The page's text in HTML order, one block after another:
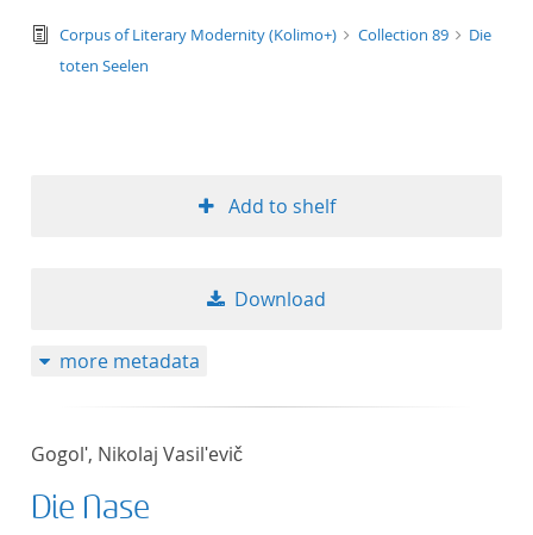
text/tg.edition+tg.aggregation+xml
Corpus of Literary Modernity (Kolimo+) Collection 89
Die
toten Seelen
Add to shelf
Download
more metadata
Gogolʹ, Nikolaj Vasilʹevič
Die Nase